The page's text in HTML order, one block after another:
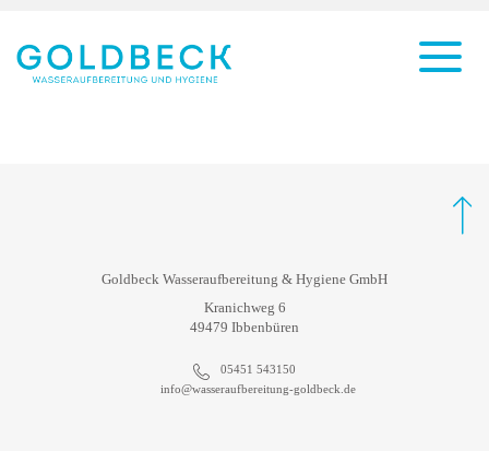
Goldbeck Wasseraufbereitung & Hygiene GmbH
Kranichweg 6
49479 Ibbenbüren
05451 543150
info@wasseraufbereitung-goldbeck.de